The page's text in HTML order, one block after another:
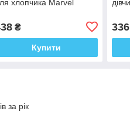
хлопчика Marvel
₴
Купити
336
за рік